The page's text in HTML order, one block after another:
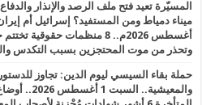
وتحذر من موت المحتجزين بسبب التكدس
حملة بقاء السيسي ليوم الدين: تجاوز
والمعيشية..